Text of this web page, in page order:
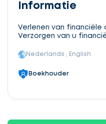
Informatie
Verlenen van financiële
Verzorgen van u
Nederlands , English
Boekhouder